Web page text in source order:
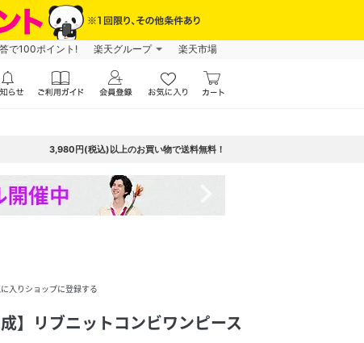
で100ポイント! 楽天グループ 楽天市場
3,980円(税込)以上のお買い物で送料無料！
入りショップに登録する
】リブニットコンビワンピース